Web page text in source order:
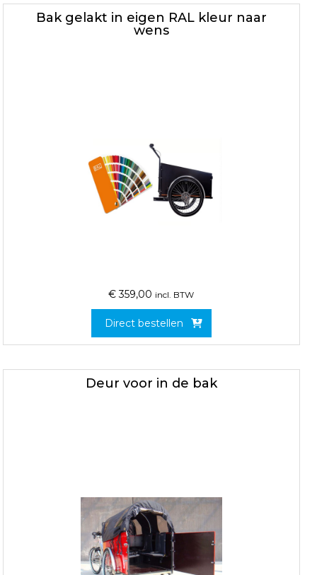
Bak gelakt in eigen RAL kleur naar
wens
€ 359,00 incl. BTW
Direct bestellen
Deur voor in de bak